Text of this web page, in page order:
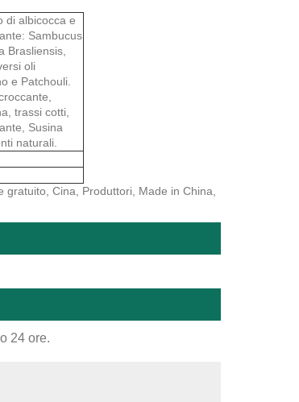
di albicocca e
Sambucus
Brasliensis,
oli
e Patchouli.
trassi cotti,
Susina
naturali.
Cina, Produttori, Made in China,
24 ore.